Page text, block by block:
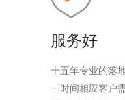
服务好
十五年专业的落
一时间相应客户